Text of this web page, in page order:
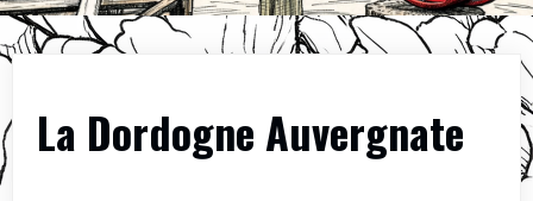
La Dordogne Auvergnate